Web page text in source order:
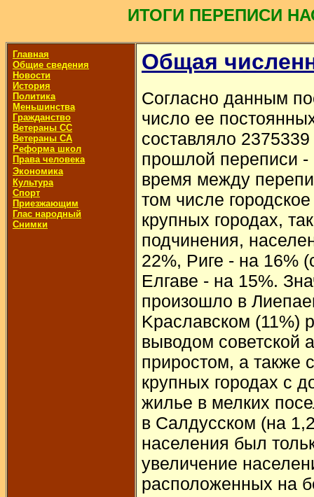
ИТОГИ ПЕРЕПИСИ
Главная
Общие сведения
Новости
История
Политика
Меньшинства
Гражданство
Ветераны СС
Ветераны СА
Реформа школ
Права человека
Экономика
Культура
Спорт
Приезжающим
Глас народный
Снимки
Общая
Согласно данным
число ее
составляло
прошлой переписи -
время между
том числе
крупных городах,
подчинения,
22%, Риге - на 16%
Елгаве - на 15%.
произошло в
Kрaслaвском (11%)
выводом советской
приростом, а
крупных городах с
жилье в мелких
в Салдусском (на
населения был
увеличение
расположенных на